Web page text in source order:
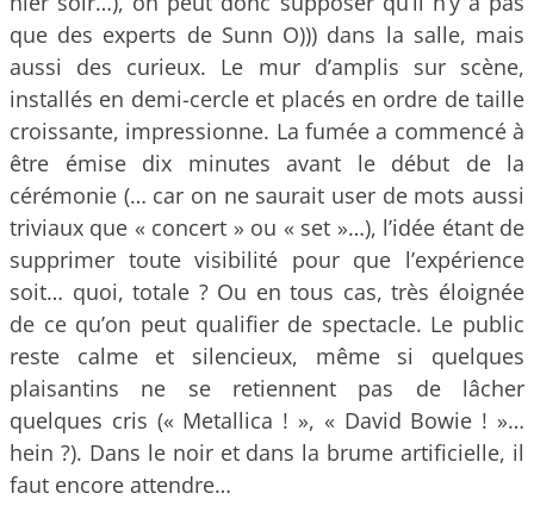
que des experts de Sunn O))) dans la salle, mais
aussi des curieux. Le mur d’amplis sur scène,
installés en demi-cercle et placés en ordre de taille
croissante, impressionne. La fumée a commencé à
être émise dix minutes avant le début de la
cérémonie (… car on ne saurait user de mots aussi
triviaux que « concert » ou « set »…), l’idée étant de
supprimer toute visibilité pour que l’expérience
soit… quoi, totale ? Ou en tous cas, très éloignée
de ce qu’on peut qualifier de spectacle. Le public
reste calme et silencieux, même si quelques
plaisantins ne se retiennent pas de lâcher
quelques cris (« Metallica ! », « David Bowie ! »…
hein ?). Dans le noir et dans la brume artificielle, il
faut encore attendre…